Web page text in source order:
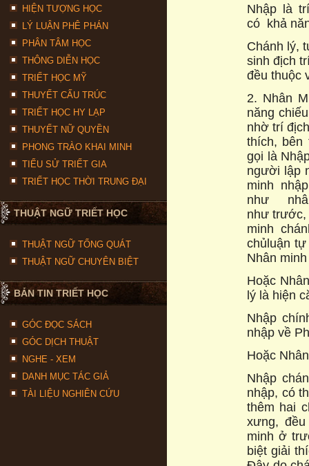
HIỆN TƯỢNG HỌC
LÝ LUẬN PHÊ PHÁN
PHÂN TÂM HỌC
THÔNG DIỄN HỌC
TRIẾT HỌC MỸ
THUYẾT CẤU TRÚC
TRIẾT HỌC HY LẠP
THUYẾT NỮ QUYỀN
PHONG TRÀO KHAI MINH
TIỂU SỬ TRIẾT GIA
TRIẾT HỌC THỜI TRUNG ĐẠI
THUẬT NGỮ TRIẾT HỌC
THUẬT NGỮ TỔNG QUÁT
THUẬT NGỮ CHUYÊN BIỆT
BẢN TIN TRIẾT HỌC
GÓC ĐỌC SÁCH
GÓC DỊCH THUẬT
NGHE - XEM
DANH MỤC TÁC GIẢ
TÀI LIỆU NGHIÊN CỨU
Nhập là
có khả
Chánh lý,
sinh địch
đều thuộc
2. Nhân
năng
nhờ trí
thích, bên
gọi là
người lập
minh
như
như trước,
minh
chủluận
Nhân
Hoặc
lý là hiện
Nhập
nhập về
Hoặc
Nhập
nhập, có
thêm hai
xưng,
minh ở
biệt giải